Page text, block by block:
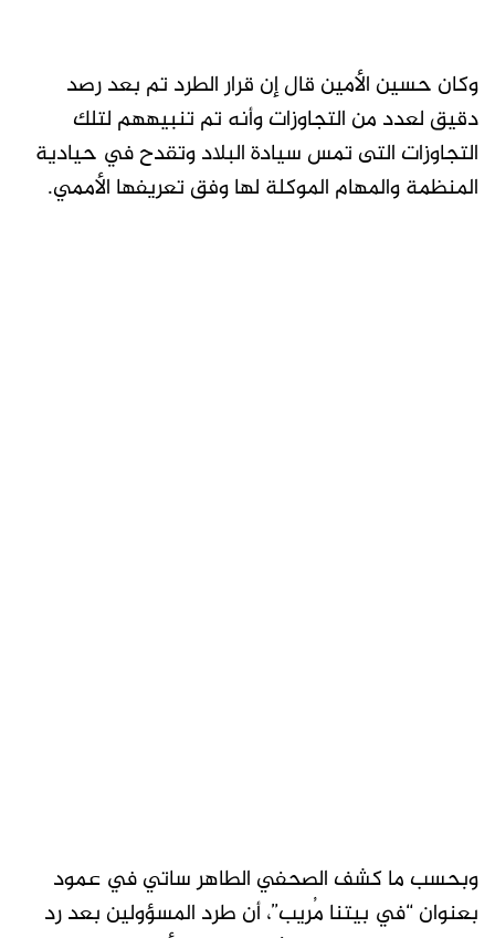
وكان حسين الأمين قال إن قرار الطرد تم بعد رصد
دقيق لعدد من التجاوزات وأنه تم تنبيههم لتلك
التجاوزات التى تمس سيادة البلاد وتقدح في حيادية
المنظمة والمهام الموكلة لها وفق تعريفها الأممي.
وبحسب ما كشف الصحفي الطاهر ساتي في عمود
بعنوان “في بيتنا مُريب”، أن طرد المسؤولين بعد رد